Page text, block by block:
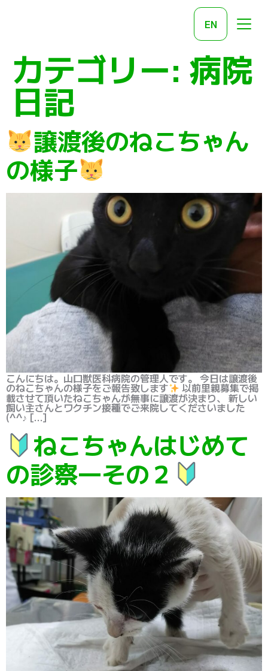
EN
カテゴリー: 病院
日記
譲渡後のねこちゃん
の様子
こんにちは。山口獣医科病院の管理人です。 今日は譲渡後
のねこちゃんの様子をご報告致します 以前里親募集で掲
載させて頂いたねこちゃんが無事に譲渡が決まり、 新しい
飼い主さんとワクチン接種でご来院してくださいました
(^^♪ […]
ねこちゃんはじめて
の診察―その２